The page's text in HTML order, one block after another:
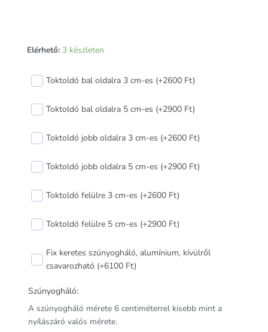
Elérhető: 3 készleten
Toktoldó bal oldalra 3 cm-es (+2600 Ft)
Toktoldó bal oldalra 5 cm-es (+2900 Ft)
Toktoldó jobb oldalra 3 cm-es (+2600 Ft)
Toktoldó jobb oldalra 5 cm-es (+2900 Ft)
Toktoldó felülre 3 cm-es (+2600 Ft)
Toktoldó felülre 5 cm-es (+2900 Ft)
Fix keretes szúnyogháló, alumínium, kívülről
csavarozható (+6100 Ft)
Szúnyogháló:
A szúnyogháló mérete 6 centiméterrel kisebb mint a
nyílászáró valós mérete.
Arkitek
bukó-
nyíló
műanyag
ablak
60x90
mennyiség